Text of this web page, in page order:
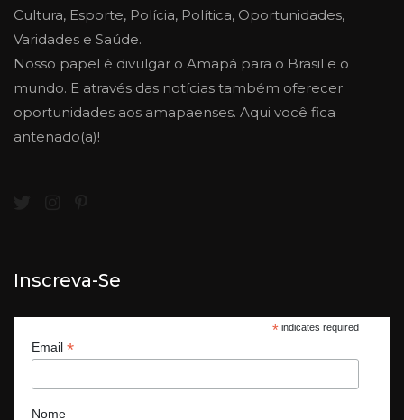
Cultura, Esporte, Polícia, Política, Oportunidades,
Varidades e Saúde.
Nosso papel é divulgar o Amapá para o Brasil e o
mundo. E através das notícias também oferecer
oportunidades aos amapaenses. Aqui você fica
antenado(a)!
Inscreva-Se
*indicates required
Email *
Nome